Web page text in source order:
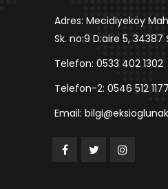
Adres: Mecidiyeköy
Sk. no:9 D:aire 5, 34387
Telefon: 0533 402 1302
Telefon-2: 0546 512 1177
Email: